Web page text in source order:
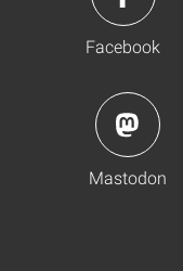
Facebook
Mastodon